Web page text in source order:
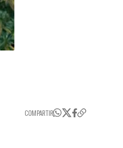
COMPARTIR